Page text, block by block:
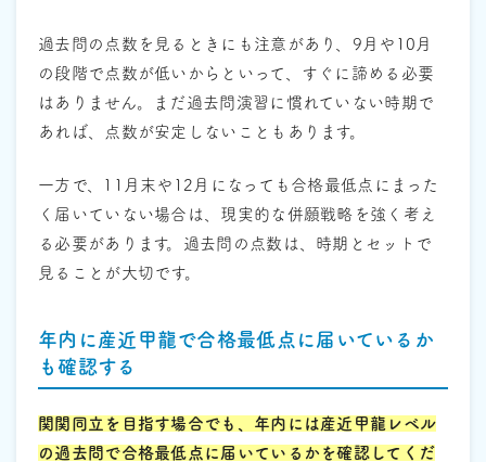
過去問の点数を見るときにも注意があり、9月や10月
の段階で点数が低いからといって、すぐに諦める必要
はありません。まだ過去問演習に慣れていない時期で
あれば、点数が安定しないこともあります。
一方で、11月末や12月になっても合格最低点にまった
く届いていない場合は、現実的な併願戦略を強く考え
る必要があります。過去問の点数は、時期とセットで
見ることが大切です。
年内に産近甲龍で合格最低点に届いているか
も確認する
関関同立を目指す場合でも、年内には産近甲龍レベル
の過去問で合格最低点に届いているかを確認してくだ